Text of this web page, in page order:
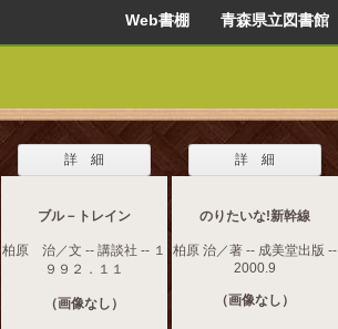
Web書棚 青森県立図書館
詳 細
ブル－トレイン
柏原 治／文 -- 講談社 -- １
９９２．１１
（画像なし）
詳 細
のりたいな!新幹線
柏原 治／著 -- 成美堂出版 --
2000.9
（画像なし）